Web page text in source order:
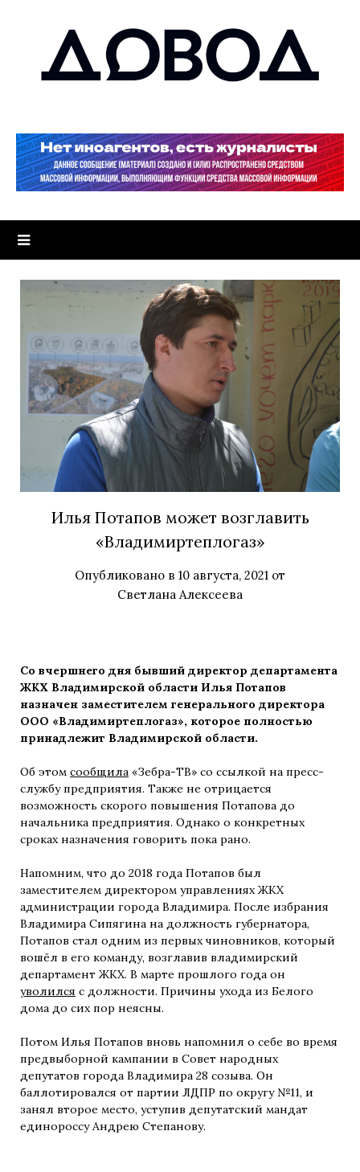
Илья Потапов может возглавить
«Владимиртеплогаз»
Опубликовано в 10 августа, 2021 от
Светлана Алексеева
Со вчершнего дня бывший директор департамента
ЖКХ Владимирской области Илья Потапов
назначен заместителем генерального директора
ООО «Владимиртеплогаз», которое полностью
принадлежит Владимирской области.
Об этом сообщила «Зебра-ТВ» со ссылкой на пресс-
службу предприятия. Также не отрицается
возможность скорого повышения Потапова до
начальника предприятия. Однако о конкретных
сроках назначения говорить пока рано.
Напомним, что до 2018 года Потапов был
заместителем директором управлениях ЖКХ
администрации города Владимира. После избрания
Владимира Сипягина на должность губернатора,
Потапов стал одним из первых чиновников, который
вошёл в его команду, возглавив владимирский
департамент ЖКХ. В марте прошлого года он
уволился с должности. Причины ухода из Белого
дома до сих пор неясны.
Потом Илья Потапов вновь напомнил о себе во время
предвыборной кампании в Совет народных
депутатов города Владимира 28 созыва. Он
баллотировался от партии ЛДПР по округу №11, и
занял второе место, уступив депутатский мандат
единороссу Андрею Степанову.